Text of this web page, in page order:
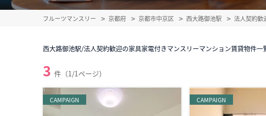
フルーツマンスリー 京都府 京都市中京区 西大路御池駅 法人契約歓
西大路御池駅/法人契約歓迎の家具家電付きマンスリーマンション賃貸物件一
3 件（1/1ページ）
CAMPAIGN CAMPAIGN